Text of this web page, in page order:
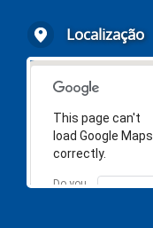
Localização
This page can't
load Google Maps
correctly.
Do you
OK